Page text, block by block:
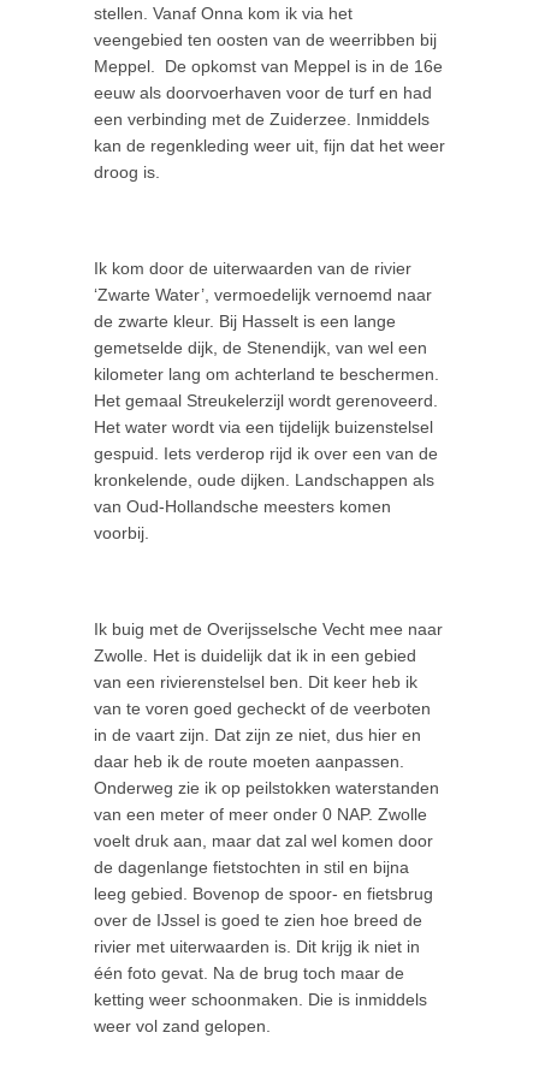
stellen. Vanaf Onna kom ik via het
veengebied ten oosten van de weerribben bij
Meppel. De opkomst van Meppel is in de 16e
eeuw als doorvoerhaven voor de turf en had
een verbinding met de Zuiderzee. Inmiddels
kan de regenkleding weer uit, fijn dat het weer
droog is.
Ik kom door de uiterwaarden van de rivier
‘Zwarte Water’, vermoedelijk vernoemd naar
de zwarte kleur. Bij Hasselt is een lange
gemetselde dijk, de Stenendijk, van wel een
kilometer lang om achterland te beschermen.
Het gemaal Streukelerzijl wordt gerenoveerd.
Het water wordt via een tijdelijk buizenstelsel
gespuid. Iets verderop rijd ik over een van de
kronkelende, oude dijken. Landschappen als
van Oud-Hollandsche meesters komen
voorbij.
Ik buig met de Overijsselsche Vecht mee naar
Zwolle. Het is duidelijk dat ik in een gebied
van een rivierenstelsel ben. Dit keer heb ik
van te voren goed gecheckt of de veerboten
in de vaart zijn. Dat zijn ze niet, dus hier en
daar heb ik de route moeten aanpassen.
Onderweg zie ik op peilstokken waterstanden
van een meter of meer onder 0 NAP. Zwolle
voelt druk aan, maar dat zal wel komen door
de dagenlange fietstochten in stil en bijna
leeg gebied. Bovenop de spoor- en fietsbrug
over de IJssel is goed te zien hoe breed de
rivier met uiterwaarden is. Dit krijg ik niet in
één foto gevat. Na de brug toch maar de
ketting weer schoonmaken. Die is inmiddels
weer vol zand gelopen.